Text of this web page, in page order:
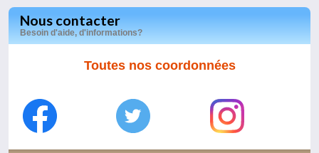
Nous contacter
Besoin d'aide, d'informations?
Toutes nos coordonnées